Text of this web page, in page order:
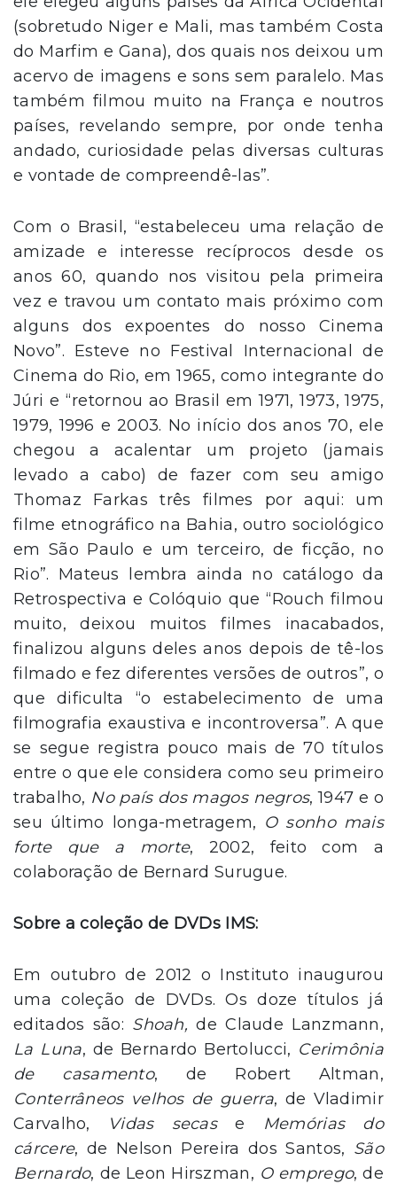
(sobretudo Niger e Mali, mas também Costa
do Marfim e Gana), dos quais nos deixou um
acervo de imagens e sons sem paralelo. Mas
tam­bém filmou muito na França e noutros
países, revelando sempre, por onde tenha
andado, curiosidade pelas diversas culturas
e vontade de compreendê-las”.
Com o Brasil, “estabeleceu uma relação de
amizade e interesse recíprocos desde os
anos 60, quando nos visitou pela primeira
vez e travou um contato mais próximo com
alguns dos expoen­tes do nosso Cinema
Novo”. Esteve no Festival Internacional de
Cinema do Rio, em 1965, como integrante do
Júri e “retornou ao Brasil em 1971, 1973, 1975,
1979, 1996 e 2003. No início dos anos 70, ele
chegou a acalentar um projeto (jamais
levado a cabo) de fazer com seu amigo
Thomaz Farkas três filmes por aqui: um
filme etnográfico na Bahia, outro sociológico
em São Paulo e um terceiro, de ficção, no
Rio”. Mateus lembra ainda no catálogo da
Retrospectiva e Colóquio que “Rouch filmou
muito, deixou muitos filmes inacabados,
fina­lizou alguns deles anos depois de tê-los
filmado e fez diferentes versões de outros”, o
que dificulta “o estabelecimento de uma
filmografia exaustiva e incontroversa”. A que
se segue registra pouco mais de 70 títulos
entre o que ele considera como seu primeiro
trabalho, No país dos magos negros, 1947 e o
seu últi­mo longa-metragem, O sonho mais
forte que a morte, 2002, feito com a
colaboração de Bernard Surugue.
Sobre a coleção de DVDs IMS:
Em outubro de 2012 o Instituto inaugurou
uma coleção de DVDs. Os doze títulos já
editados são: Shoah,de Claude Lanzmann,
La Luna, de Bernardo Bertolucci, Cerimônia
de casamento, de Robert Altman,
Conterrâneos velhos de guerra, de Vladimir
Carvalho,
Vidas secase
Memórias do
cárcere, de Nelson Pereira dos Santos, São
Bernardo, de Leon Hirszman, O emprego, de